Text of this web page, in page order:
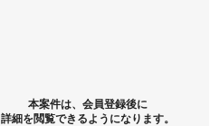
本案件は、会員登録後に
詳細を閲覧できるようになります。